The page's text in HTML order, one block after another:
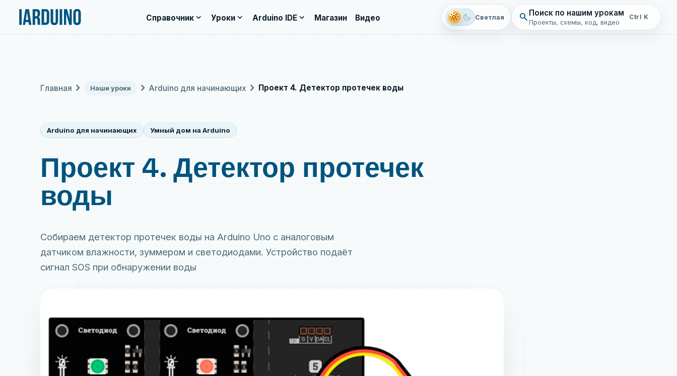
Справочникexpand_more Урокиexpand_more Arduino IDEexpand_more Магазин Видео light_mode dark_mode Светлая searchПоиск по нашим урокам
Проекты, схемы, код, видео
Ctrl K
Главная chevron_right Наши уроки chevron_right Arduino для начинающих chevron_right Проект 4. Детектор протечек воды
Arduino для начинающих Умный дом на Arduino
Проект 4. Детектор протечек
воды
Собираем детектор протечек воды на Arduino Uno с аналоговым
датчиком влажности, зуммером и светодиодами. Устройство подаёт
сигнал SOS при обнаружении воды